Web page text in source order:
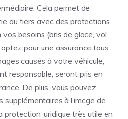
Cela permet de
au tiers avec des protections
besoins (bris de glace, vol,
pour une assurance tous
causés à votre véhicule,
responsable, seront pris en
De plus, vous pouvez
à l’image de
protection juridique très utile en